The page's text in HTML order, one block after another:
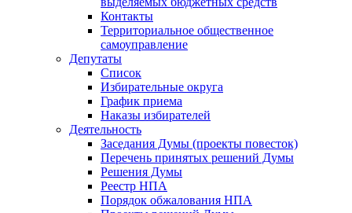
Контакты
Территориальное общественное
самоуправление
Депутаты
Список
Избирательные округа
График приема
Наказы избирателей
Деятельность
Заседания Думы (проекты повесток)
Перечень принятых решений Думы
Решения Думы
Реестр НПА
Порядок обжалования НПА